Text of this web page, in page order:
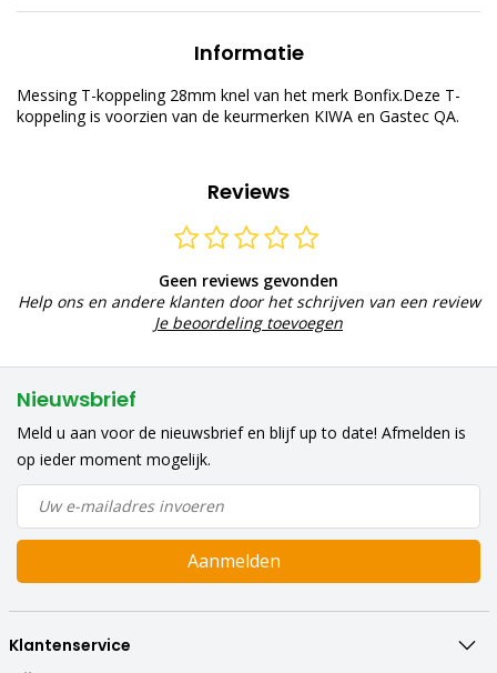
Informatie
Messing T-koppeling 28mm knel van het merk Bonfix.Deze T-
koppeling is voorzien van de keurmerken KIWA en Gastec QA.
Reviews
Geen reviews gevonden
Help ons en andere klanten door het schrijven van een review
Je beoordeling toevoegen
Nieuwsbrief
Meld u aan voor de nieuwsbrief en blijf up to date! Afmelden is
op ieder moment mogelijk.
Aanmelden
Klantenservice